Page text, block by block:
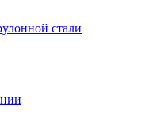
стали